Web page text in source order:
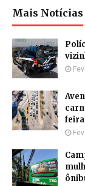
Mais Notícias
feira